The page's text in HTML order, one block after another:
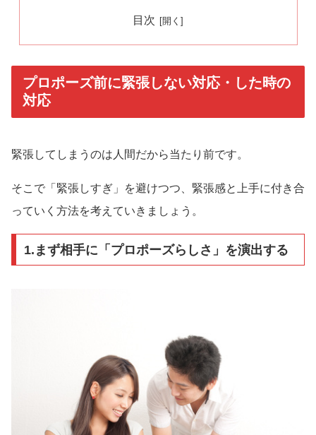
目次
プロポーズ前に緊張しない対応・した時の
対応
緊張してしまうのは人間だから当たり前です。
そこで「緊張しすぎ」を避けつつ、緊張感と上手に付き合
っていく方法を考えていきましょう。
1.まず相手に「プロポーズらしさ」を演出する